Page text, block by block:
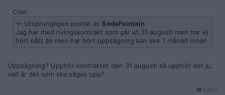
Citat:
Ursprungligen postat av SodaFointain
Jag har med rivingskontrakt som går ut 31 augusti men har ej
hört nått än men har hört uppsägning kan ske 1 månad innan
Uppsägning? Upphör kontraktet den 31 augusti så upphör det ju,
vad är det som ska sägas upp?
Citera